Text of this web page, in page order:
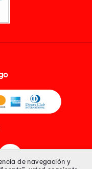
de navegación y